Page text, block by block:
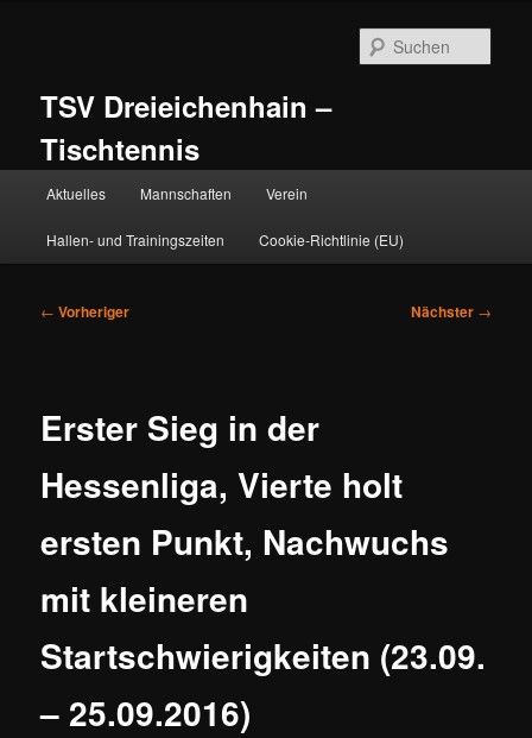
TSV Dreieichenhain –
Tischtennis
Aktuelles Mannschaften Verein
Hallen- und Trainingszeiten Cookie-Richtlinie (EU)
Beitragsnavigation
← Vorheriger Nächster →
Erster Sieg in der
Hessenliga, Vierte holt
ersten Punkt, Nachwuchs
mit kleineren
Startschwierigkeiten (23.09.
– 25.09.2016)